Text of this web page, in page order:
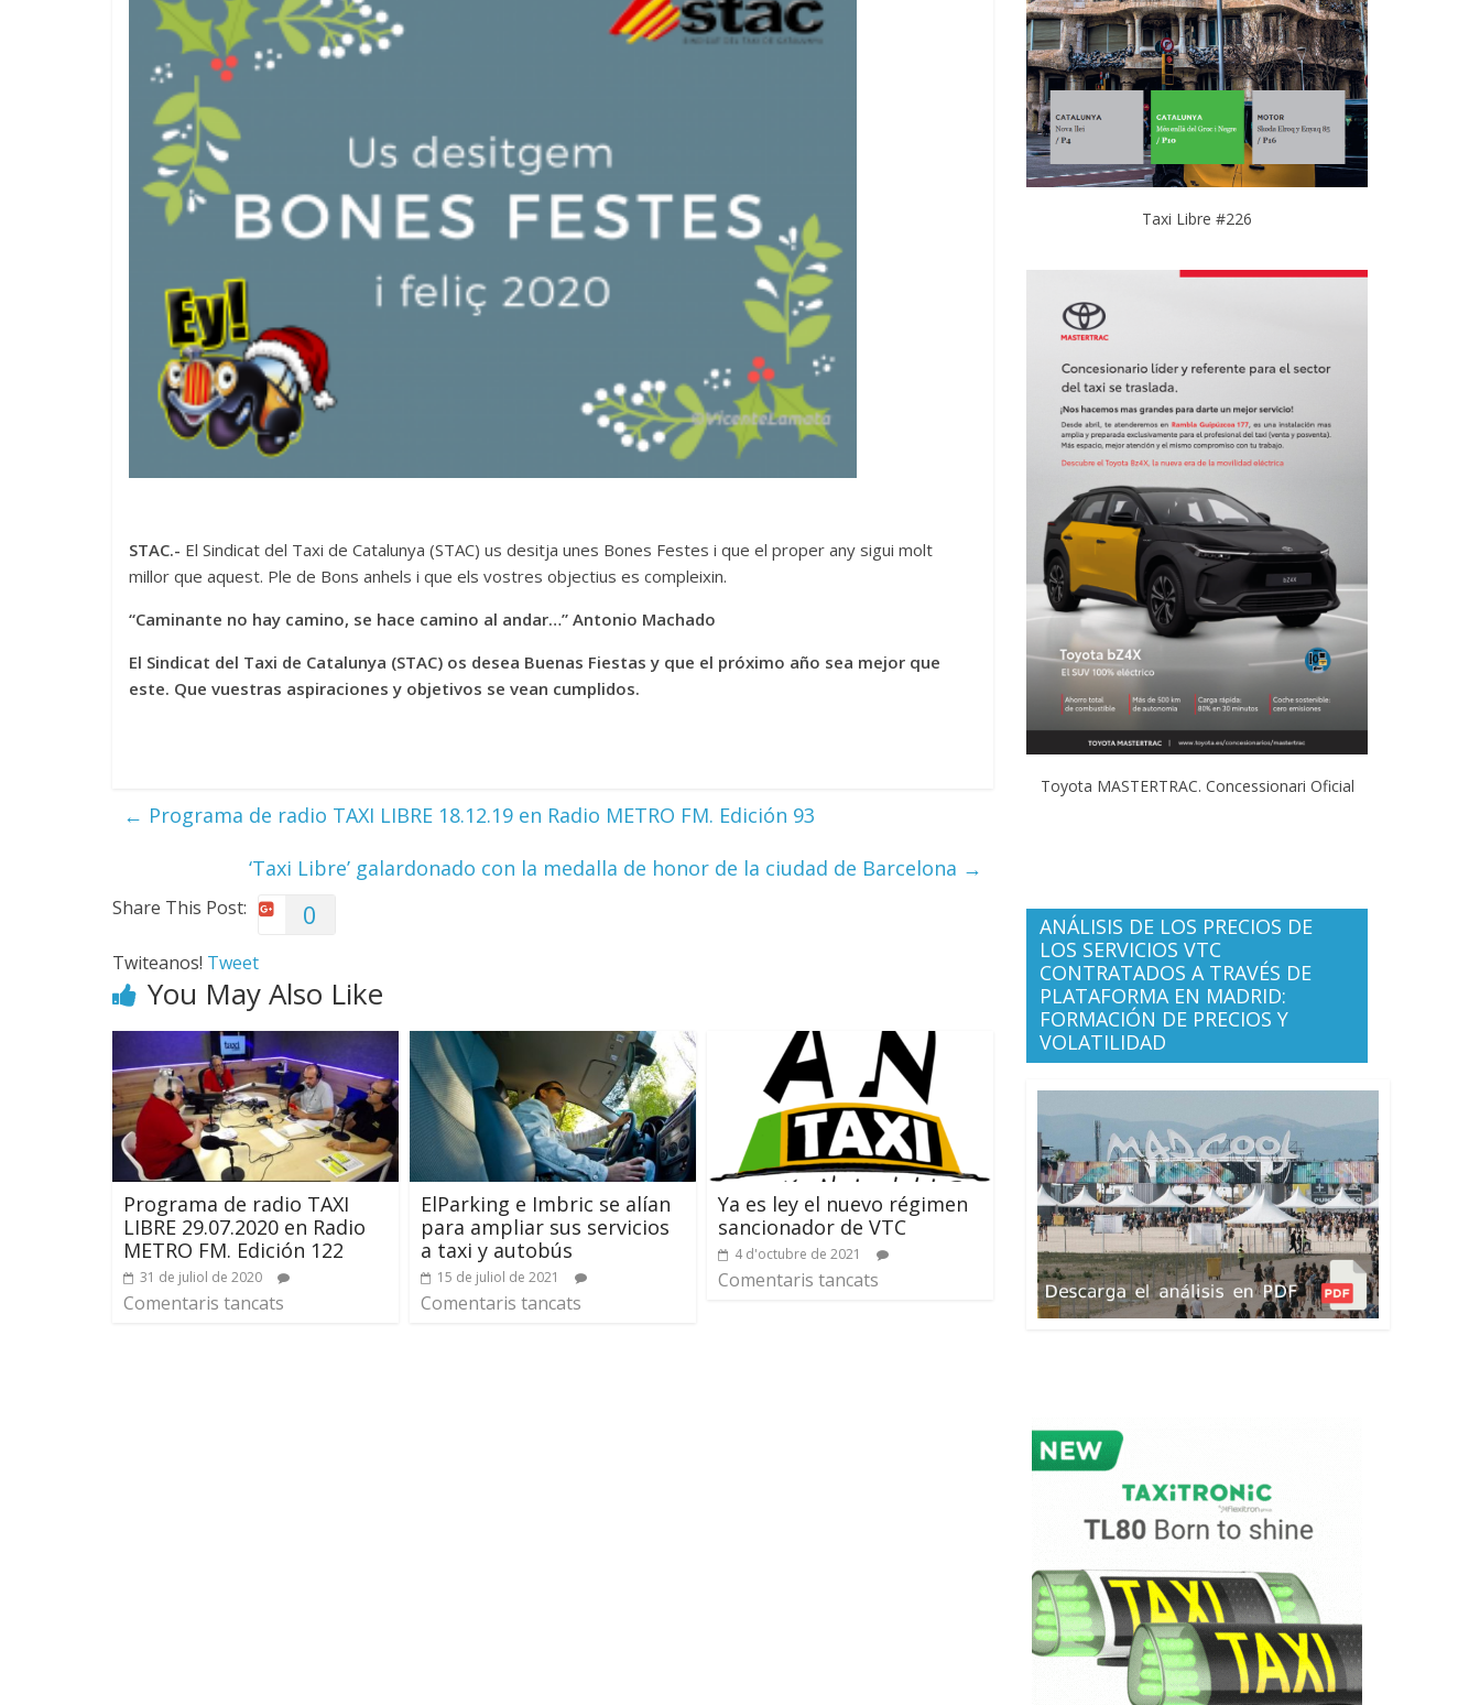
STAC.- El Sindicat del Taxi de Catalunya (STAC) us desitja unes Bones Festes i que el proper any sigui molt
millor que aquest. Ple de Bons anhels i que els vostres objectius es compleixin.
“Caminante no hay camino, se hace camino al andar…” Antonio Machado
El Sindicat del Taxi de Catalunya (STAC) os desea Buenas Fiestas y que el próximo año sea mejor que
este. Que vuestras aspiraciones y objetivos se vean cumplidos.
← Programa de radio TAXI LIBRE 18.12.19 en Radio METRO FM. Edición 93
‘Taxi Libre’ galardonado con la medalla de honor de la ciudad de Barcelona →
Share This Post: 0
Twiteanos! Tweet
You May Also Like
Programa de radio TAXI
LIBRE 29.07.2020 en Radio
METRO FM. Edición 122
31 de juliol de 2020
Comentaris tancats
ElParking e Imbric se alían
para ampliar sus servicios
a taxi y autobús
15 de juliol de 2021
Comentaris tancats
Ya es ley el nuevo régimen
sancionador de VTC
4 d'octubre de 2021
Comentaris tancats
Taxi Libre #226
Toyota MASTERTRAC. Concessionari Oficial
ANÁLISIS DE LOS PRECIOS DE
LOS SERVICIOS VTC
CONTRATADOS A TRAVÉS DE
PLATAFORMA EN MADRID:
FORMACIÓN DE PRECIOS Y
VOLATILIDAD